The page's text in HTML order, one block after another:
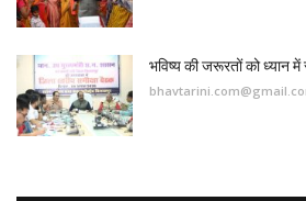
भविष्य की जरूरतों को ध्यान में